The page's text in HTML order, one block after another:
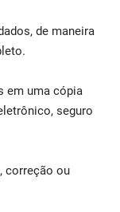
de maneira
em uma cópia
seguro
correção ou